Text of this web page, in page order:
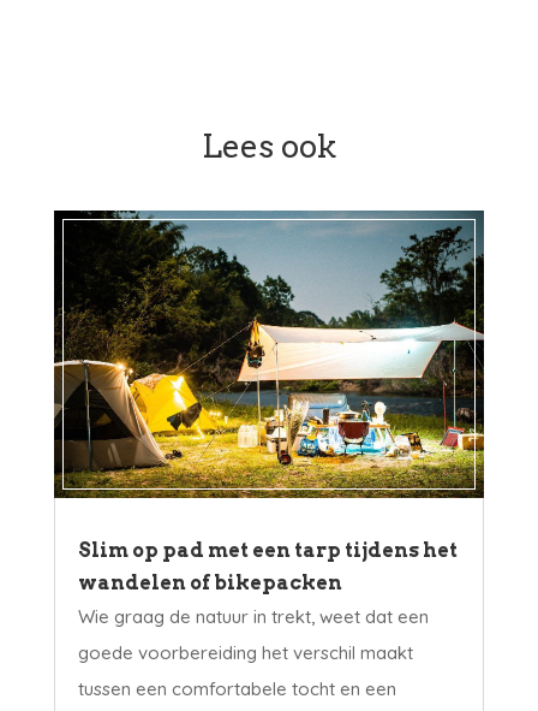
Lees ook
Slim op pad met een tarp tijdens het
wandelen of bikepacken
Wie graag de natuur in trekt, weet dat een
goede voorbereiding het verschil maakt
tussen een comfortabele tocht en een